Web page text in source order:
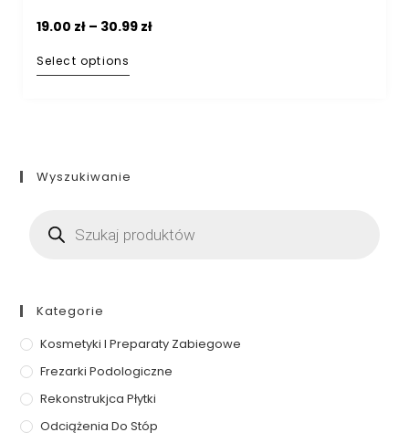
19.00 zł– 30.99 zł
Select options
Wyszukiwanie
Kategorie
Kosmetyki I Preparaty Zabiegowe
Frezarki Podologiczne
Rekonstrukjca Płytki
Odciążenia Do Stóp